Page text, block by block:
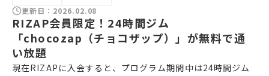
更新日： 2026.02.08
RIZAP会員限定！24時間ジム
「chocozap（チョコザップ）」が無料で通
い放題
現在RIZAPに入会すると、プログラム期間中は24時間ジム